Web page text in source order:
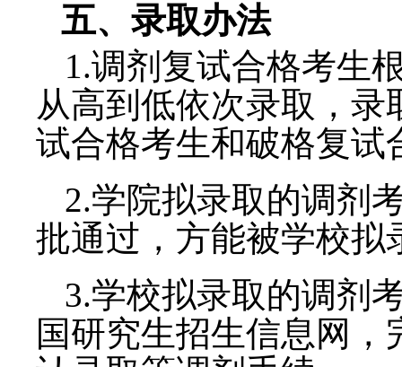
五、录取办法
1.调剂复试合格考生
从高到低依次录取，录
试合格考生和破格复试
2.学院拟录取的调剂
批通过，方能被学校拟
3.学校拟录取的调剂
国研究生招生信息网